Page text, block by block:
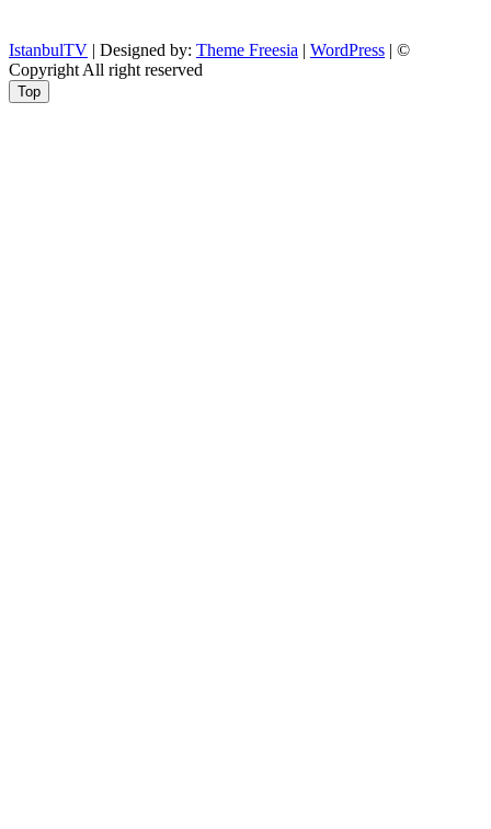
IstanbulTV | Designed by: Theme Freesia | WordPress | ©
Copyright All right reserved
Top